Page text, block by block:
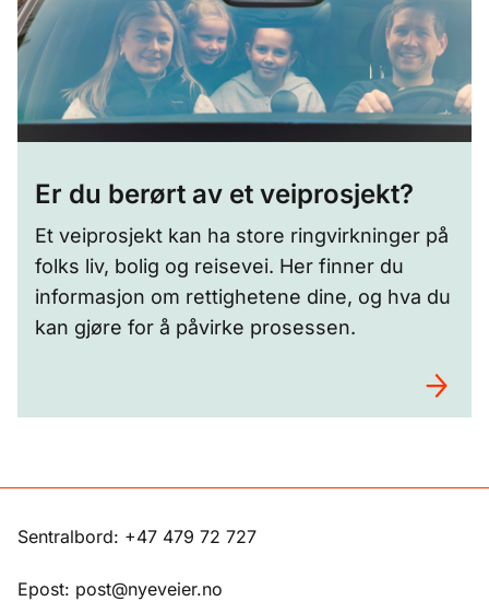
Er du berørt av et veiprosjekt?
Et veiprosjekt kan ha store ringvirkninger på
folks liv, bolig og reisevei. Her finner du
informasjon om rettighetene dine, og hva du
kan gjøre for å påvirke prosessen.
Sentralbord: +47 479 72 727
Epost: post@nyeveier.no